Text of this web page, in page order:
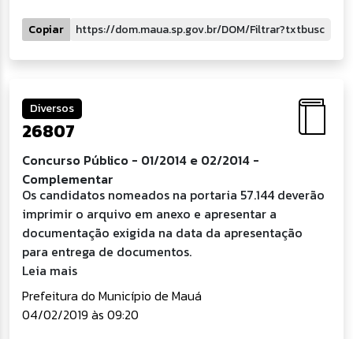
Copiar
Diversos
26807
Concurso Público - 01/2014 e 02/2014 -
Complementar
Os candidatos nomeados na portaria 57.144 deverão
imprimir o arquivo em anexo e apresentar a
documentação exigida na data da apresentação
para entrega de documentos.
Leia mais
Prefeitura do Município de Mauá
04/02/2019 às 09:20